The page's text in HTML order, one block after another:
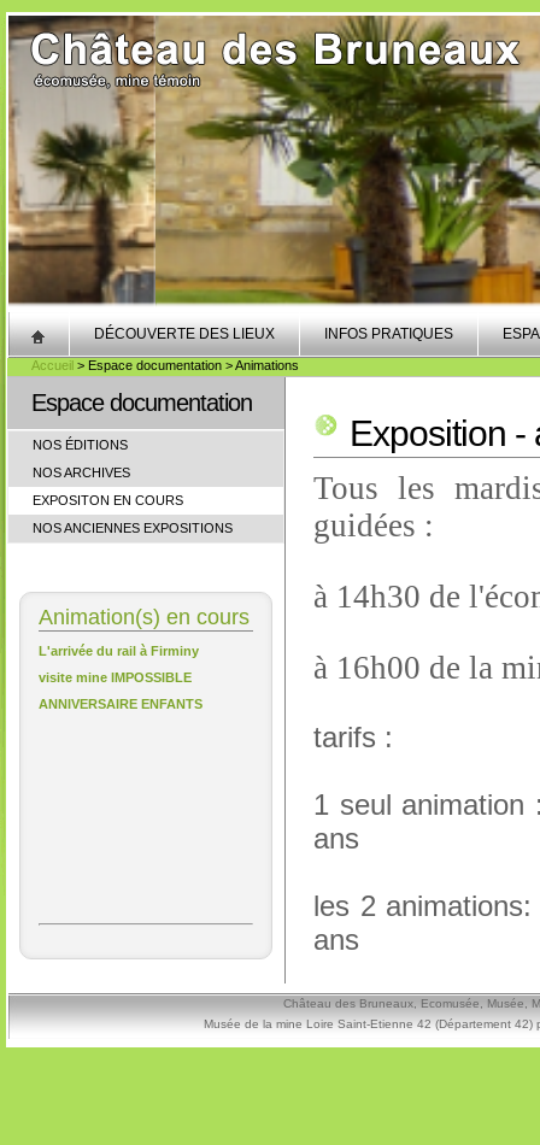
DÉCOUVERTE DES LIEUX INFOS PRATIQUES
Accueil > Espace documentation > Animations
Espace documentation
NOS ÉDITIONS
NOS ARCHIVES
EXPOSITON EN COURS
NOS ANCIENNES EXPOSITIONS
Animation(s) en cours
L'arrivée du rail à Firminy
visite mine IMPOSSIBLE
ANNIVERSAIRE ENFANTS
Exposition -
Tous les
guidées :
à 14h30 de
à 16h00 de la
tarifs :
1 seul
ans
les 2
ans
Château des Bruneaux, Ecomusée, Musée,
Musée de la mine Loire Saint-Etienne 42 (Département